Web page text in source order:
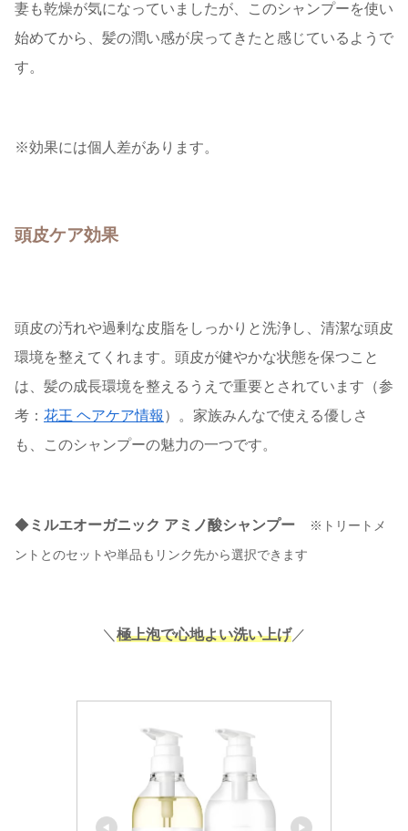
妻も乾燥が気になっていましたが、このシャンプーを使い
始めてから、髪の潤い感が戻ってきたと感じているようで
す。
※効果には個人差があります。
頭皮ケア効果
頭皮の汚れや過剰な皮脂をしっかりと洗浄し、清潔な頭皮
環境を整えてくれます。頭皮が健やかな状態を保つこと
は、髪の成長環境を整えるうえで重要とされています（参
考： 花王 ヘアケア情報 ）。家族みんなで使える優しさ
も、このシャンプーの魅力の一つです。
◆ミルエオーガニック アミノ酸シャンプー
※トリートメ
ントとのセットや単品もリンク先から選択できます
＼ 極上泡で心地よい洗い上げ／